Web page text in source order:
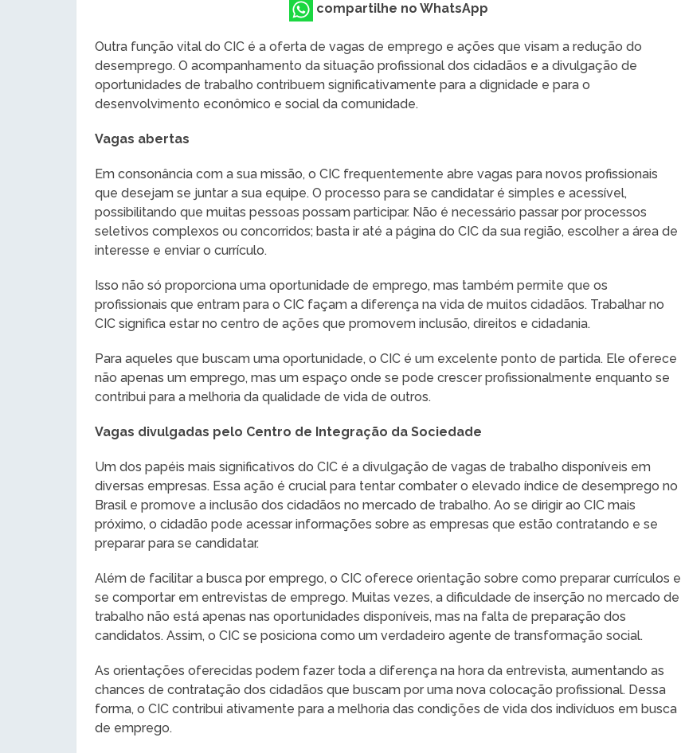
compartilhe no WhatsApp
Outra função vital do CIC é a oferta de vagas de emprego e ações que visam a redução do
desemprego. O acompanhamento da situação profissional dos cidadãos e a divulgação de
oportunidades de trabalho contribuem significativamente para a dignidade e para o
desenvolvimento econômico e social da comunidade.
Vagas abertas
Em consonância com a sua missão, o CIC frequentemente abre vagas para novos profissionais
que desejam se juntar a sua equipe. O processo para se candidatar é simples e acessível,
possibilitando que muitas pessoas possam participar. Não é necessário passar por processos
seletivos complexos ou concorridos; basta ir até a página do CIC da sua região, escolher a área de
interesse e enviar o currículo.
Isso não só proporciona uma oportunidade de emprego, mas também permite que os
profissionais que entram para o CIC façam a diferença na vida de muitos cidadãos. Trabalhar no
CIC significa estar no centro de ações que promovem inclusão, direitos e cidadania.
Para aqueles que buscam uma oportunidade, o CIC é um excelente ponto de partida. Ele oferece
não apenas um emprego, mas um espaço onde se pode crescer profissionalmente enquanto se
contribui para a melhoria da qualidade de vida de outros.
Vagas divulgadas pelo Centro de Integração da Sociedade
Um dos papéis mais significativos do CIC é a divulgação de vagas de trabalho disponíveis em
diversas empresas. Essa ação é crucial para tentar combater o elevado índice de desemprego no
Brasil e promove a inclusão dos cidadãos no mercado de trabalho. Ao se dirigir ao CIC mais
próximo, o cidadão pode acessar informações sobre as empresas que estão contratando e se
preparar para se candidatar.
Além de facilitar a busca por emprego, o CIC oferece orientação sobre como preparar currículos e
se comportar em entrevistas de emprego. Muitas vezes, a dificuldade de inserção no mercado de
trabalho não está apenas nas oportunidades disponíveis, mas na falta de preparação dos
candidatos. Assim, o CIC se posiciona como um verdadeiro agente de transformação social.
As orientações oferecidas podem fazer toda a diferença na hora da entrevista, aumentando as
chances de contratação dos cidadãos que buscam por uma nova colocação profissional. Dessa
forma, o CIC contribui ativamente para a melhoria das condições de vida dos indivíduos em busca
de emprego.